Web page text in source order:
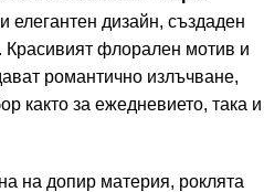
елегантен дизайн, създаден
Красивият флорален мотив и
романтично излъчване,
както за ежедневието, така и
на допир материя, роклята